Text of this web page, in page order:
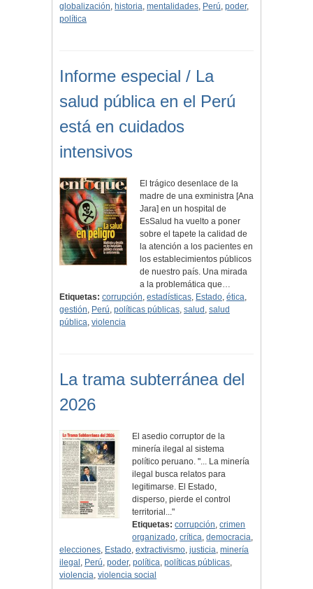
globalización, historia, mentalidades, Perú, poder,
política
Informe especial / La
salud pública en el Perú
está en cuidados
intensivos
El trágico desenlace de la
madre de una exministra [Ana
Jara] en un hospital de
EsSalud ha vuelto a poner
sobre el tapete la calidad de
la atención a los pacientes en
los establecimientos públicos
de nuestro país. Una mirada
a la problemática que…
Etiquetas: corrupción, estadísticas, Estado, ética,
gestión, Perú, políticas públicas, salud , salud
pública, violencia
La trama subterránea del
2026
El asedio corruptor de la
minería ilegal al sistema
político peruano. "... La minería
ilegal busca relatos para
legitimarse. El Estado,
disperso, pierde el control
territorial..."
Etiquetas: corrupción,crimen
organizado,crítica,democracia,
elecciones, Estado, extractivismo, justicia, minería
ilegal , Perú, poder, política, políticas públicas,
violencia, violencia social